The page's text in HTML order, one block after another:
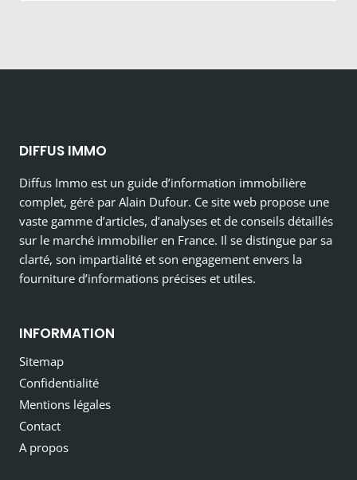
DIFFUS IMMO
Diffus Immo est un guide d’information immobilière
complet, géré par Alain Dufour. Ce site web propose une
vaste gamme d’articles, d’analyses et de conseils détaillés
sur le marché immobilier en France. Il se distingue par sa
clarté, son impartialité et son engagement envers la
fourniture d’informations précises et utiles.
INFORMATION
Sitemap
Confidentialité
Mentions légales
Contact
A propos